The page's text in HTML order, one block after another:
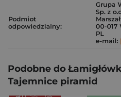
Podmiot
odpowiedzialny:
Grupa
Sp. z
00-017
PL
e-mail:
Podobne do
Tajemnice piramid